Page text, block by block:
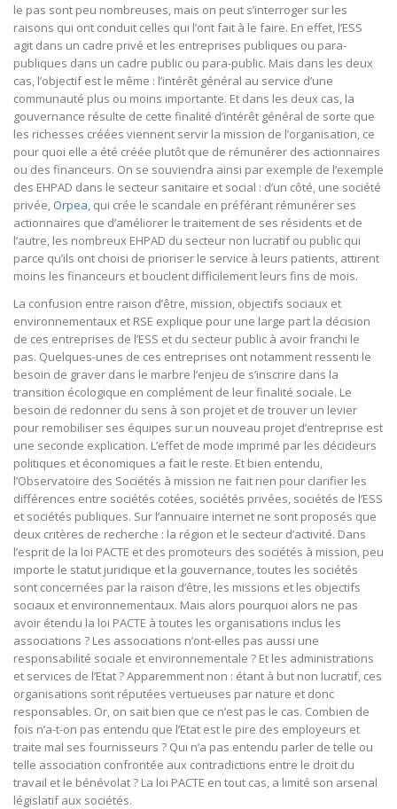
le pas sont peu nombreuses, mais on peut s’interroger sur les
raisons qui ont conduit celles qui l’ont fait à le faire. En effet, l’ESS
agit dans un cadre privé et les entreprises publiques ou para-
publiques dans un cadre public ou para-public. Mais dans les deux
cas, l’objectif est le même : l’intérêt général au service d’une
communauté plus ou moins importante. Et dans les deux cas, la
gouvernance résulte de cette finalité d’intérêt général de sorte que
les richesses créées viennent servir la mission de l’organisation, ce
pour quoi elle a été créée plutôt que de rémunérer des actionnaires
ou des financeurs. On se souviendra ainsi par exemple de l’exemple
des EHPAD dans le secteur sanitaire et social : d’un côté, une société
privée, Orpea, qui crée le scandale en préférant rémunérer ses
actionnaires que d’améliorer le traitement de ses résidents et de
l’autre, les nombreux EHPAD du secteur non lucratif ou public qui
parce qu’ils ont choisi de prioriser le service à leurs patients, attirent
moins les financeurs et bouclent difficilement leurs fins de mois.
La confusion entre raison d’être, mission, objectifs sociaux et
environnementaux et RSE explique pour une large part la décision
de ces entreprises de l’ESS et du secteur public à avoir franchi le
pas. Quelques-unes de ces entreprises ont notamment ressenti le
besoin de graver dans le marbre l’enjeu de s’inscrire dans la
transition écologique en complément de leur finalité sociale. Le
besoin de redonner du sens à son projet et de trouver un levier
pour remobiliser ses équipes sur un nouveau projet d’entreprise est
une seconde explication. L’effet de mode imprimé par les décideurs
politiques et économiques a fait le reste. Et bien entendu,
l’Observatoire des Sociétés à mission ne fait rien pour clarifier les
différences entre sociétés cotées, sociétés privées, sociétés de l’ESS
et sociétés publiques. Sur l’annuaire internet ne sont proposés que
deux critères de recherche : la région et le secteur d’activité. Dans
l’esprit de la loi PACTE et des promoteurs des sociétés à mission, peu
importe le statut juridique et la gouvernance, toutes les sociétés
sont concernées par la raison d’être, les missions et les objectifs
sociaux et environnementaux. Mais alors pourquoi alors ne pas
avoir étendu la loi PACTE à toutes les organisations inclus les
associations ? Les associations n’ont-elles pas aussi une
responsabilité sociale et environnementale ? Et les administrations
et services de l’Etat ? Apparemment non : étant à but non lucratif, ces
organisations sont réputées vertueuses par nature et donc
responsables. Or, on sait bien que ce n’est pas le cas. Combien de
fois n’a-t-on pas entendu que l’Etat est le pire des employeurs et
traite mal ses fournisseurs ? Qui n’a pas entendu parler de telle ou
telle association confrontée aux contradictions entre le droit du
travail et le bénévolat ? La loi PACTE en tout cas, a limité son arsenal
législatif aux sociétés.